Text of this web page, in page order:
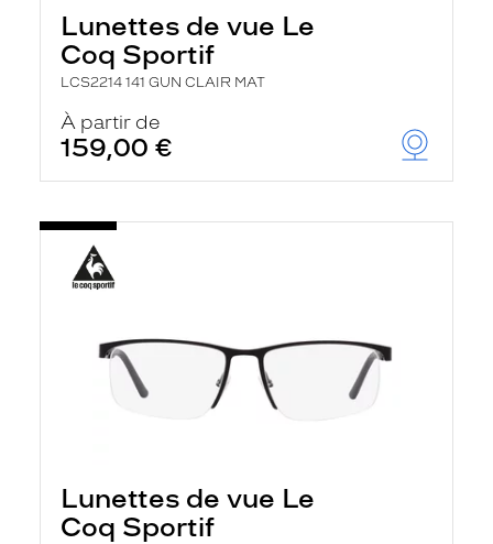
Lunettes de vue Le
Coq Sportif
LCS2214 141 GUN CLAIR MAT
À partir de
159,00 €
Lunettes de vue Le
Coq Sportif